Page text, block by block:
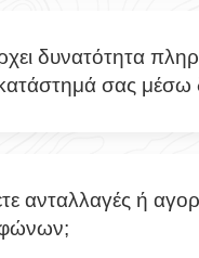
δυνατότητα
σας μέσω
ανταλλαγές ή